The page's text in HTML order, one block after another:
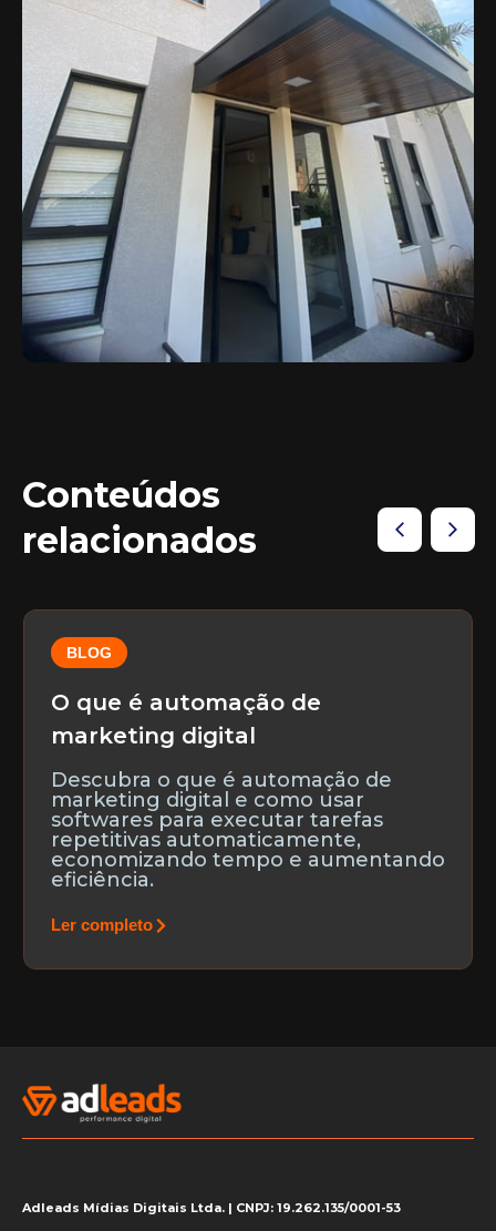
Conteúdos
relacionados
BLOG
O que é automação de
marketing digital
Descubra o que é automação de
marketing digital e como usar
softwares para executar tarefas
repetitivas automaticamente,
economizando tempo e aumentando
eficiência.
Ler completo
Adleads Mídias Digitais Ltda. | CNPJ: 19.262.135/0001-53